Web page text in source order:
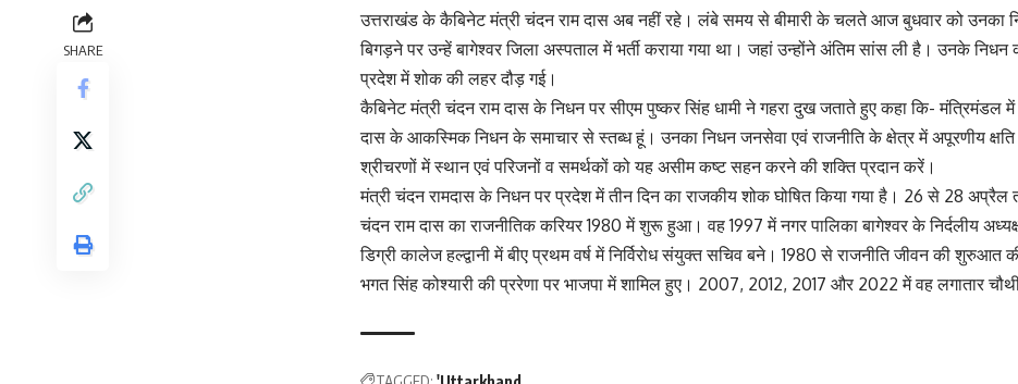
SHARE
उत्तराखंड के कैबिनेट मंत्री चंदन राम दास अब नहीं रहे। लंबे समय से बीमारी के चलते आज बुधवार को उनका
बिगड़ने पर उन्हें बागेश्वर जिला अस्पताल में भर्ती कराया गया था। जहां उन्होंने अंतिम सांस ली है। उनके निधन
प्रदेश में शोक की लहर दौड़ गई।
कैबिनेट मंत्री चंदन राम दास के निधन पर सीएम पुष्कर सिंह धामी ने गहरा दुख जताते हुए कहा कि- मंत्रिमंडल में
दास के आकस्मिक निधन के समाचार से स्तब्ध हूं। उनका निधन जनसेवा एवं राजनीति के क्षेत्र में अपूरणीय क्षति
श्रीचरणों में स्थान एवं परिजनों व समर्थकों को यह असीम कष्ट सहन करने की शक्ति प्रदान करें।
मंत्री चंदन रामदास के निधन पर प्रदेश में तीन दिन का राजकीय शोक घोषित किया गया है। 26 से 28 अप्रैल
चंदन राम दास का राजनीतिक करियर 1980 में शुरू हुआ। वह 1997 में नगर पालिका बागेश्वर के निर्दलीय
डिग्री कालेज हल्द्वानी में बीए प्रथम वर्ष में निर्विरोध संयुक्त सचिव बने। 1980 से राजनीति जीवन की शुरुआत
भगत सिंह कोश्यारी की प्ररेणा पर भाजपा में शामिल हुए। 2007, 2012, 2017 और 2022 में वह लगातार